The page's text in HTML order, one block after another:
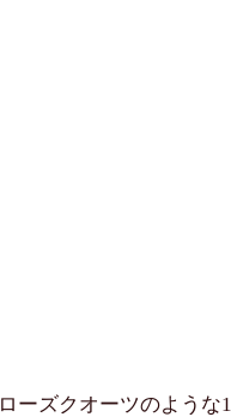
ローズクオーツのような